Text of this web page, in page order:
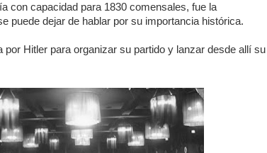
con capacidad para 1830 comensales, fue la
puede dejar de hablar por su importancia histórica.
por Hitler para organizar su partido y lanzar desde allí su